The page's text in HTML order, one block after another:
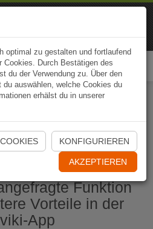
App jetzt öffnen
Funktion
Vorteile in der
App
optimal zu gestalten und fortlaufend
Cookies. Durch Bestätigen des
du der Verwendung zu. Über den
auswählen, welche Cookies du
erhälst du in unserer
KONFIGURIEREN
AKZEPTIEREN